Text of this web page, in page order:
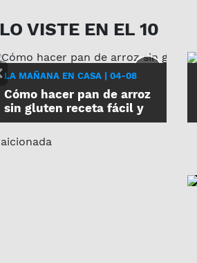
LO VISTE EN EL 10
LA MAÑANA EN CASA | 04-08
Cómo hacer pan de arroz
sin gluten receta fácil y
económica